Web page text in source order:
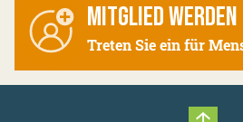
MITGLIED WERDEN
Treten Sie ein für